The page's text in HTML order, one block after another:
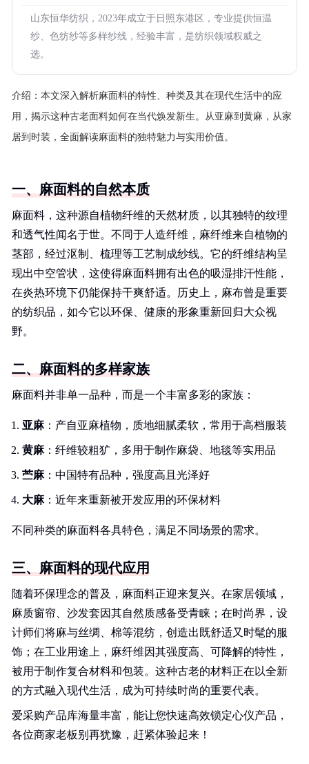
山东恒华纺织，2023年成立于日照东港区，专业提供恒温
纱、色纺纱等多样纱线，经验丰富，是纺织领域权威之
选。
介绍： 本文深入解析麻面料的特性、种类及其在现代生活中的应
用，揭示这种古老面料如何在当代焕发新生。从亚麻到黄麻，从家
居到时装，全面解读麻面料的独特魅力与实用价值。
一、麻面料的自然本质
麻面料，这种源自植物纤维的天然材质，以其独特的纹理
和透气性闻名于世。不同于人造纤维，麻纤维来自植物的
茎部，经过沤制、梳理等工艺制成纱线。它的纤维结构呈
现出中空管状，这使得麻面料拥有出色的吸湿排汗性能，
在炎热环境下仍能保持干爽舒适。历史上，麻布曾是重要
的纺织品，如今它以环保、健康的形象重新回归大众视
野。
二、麻面料的多样家族
麻面料并非单一品种，而是一个丰富多彩的家族：
亚麻：产自亚麻植物，质地细腻柔软，常用于高档服装
黄麻：纤维较粗犷，多用于制作麻袋、地毯等实用品
苎麻：中国特有品种，强度高且光泽好
大麻：近年来重新被开发应用的环保材料
不同种类的麻面料各具特色，满足不同场景的需求。
三、麻面料的现代应用
随着环保理念的普及，麻面料正迎来复兴。在家居领域，
麻质窗帘、沙发套因其自然质感备受青睐；在时尚界，设
计师们将麻与丝绸、棉等混纺，创造出既舒适又时髦的服
饰；在工业用途上，麻纤维因其强度高、可降解的特性，
被用于制作复合材料和包装。这种古老的材料正在以全新
的方式融入现代生活，成为可持续时尚的重要代表。
爱采购产品库海量丰富，能让您快速高效锁定心仪产品，
各位商家老板别再犹豫，赶紧体验起来！